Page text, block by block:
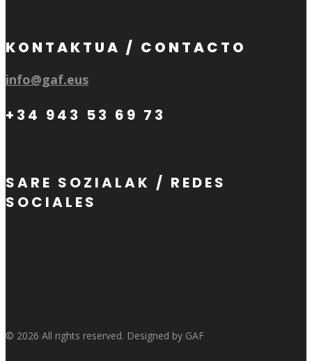
KONTAKTUA / CONTACTO
info@gaf.eus
+34 943 53 69 73
SARE SOZIALAK / REDES
SOCIALES
© 2026 All rights reserved. Designed by GAF